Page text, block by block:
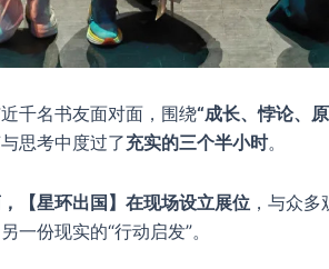
千名书友面对面，围绕“成长、悖论、
思考中度过了充实的三个半小时。
【星环出国】在现场设立展位 ，与众
一份现实的“行动启发”。